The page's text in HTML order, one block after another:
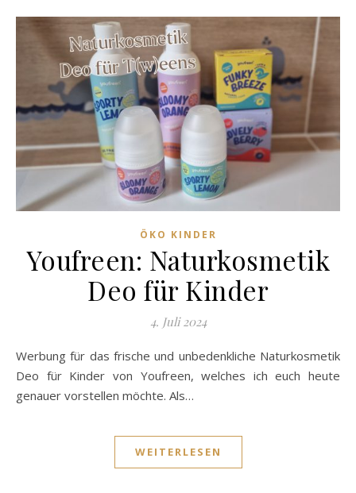
ÖKO KINDER
Youfreen: Naturkosmetik
Deo für Kinder
4. Juli 2024
Werbung für das frische und unbedenkliche Naturkosmetik
Deo für Kinder von Youfreen, welches ich euch heute
genauer vorstellen möchte. Als…
WEITERLESEN